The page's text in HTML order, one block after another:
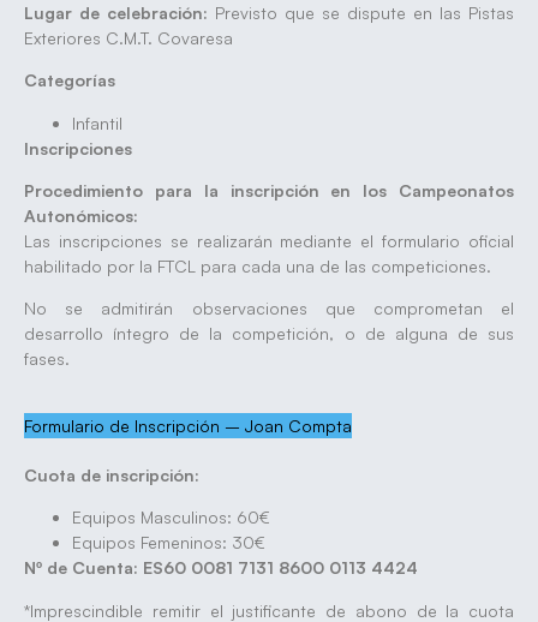
Lugar de celebración: Previsto que se dispute en las Pistas
Exteriores C.M.T. Covaresa
Categorías
Infantil
Inscripciones
Procedimiento para la inscripción en los Campeonatos
Autonómicos:
Las inscripciones se realizarán mediante el formulario oficial
habilitado por la FTCL para cada una de las competiciones.
No se admitirán observaciones que comprometan el
desarrollo íntegro de la competición, o de alguna de sus
fases.
Formulario de Inscripción – Joan Compta
Cuota de inscripción:
Equipos Masculinos: 60€
Equipos Femeninos: 30€
Nº de Cuenta: ES60 0081 7131 8600 0113 4424
*Imprescindible remitir el justificante de abono de la cuota